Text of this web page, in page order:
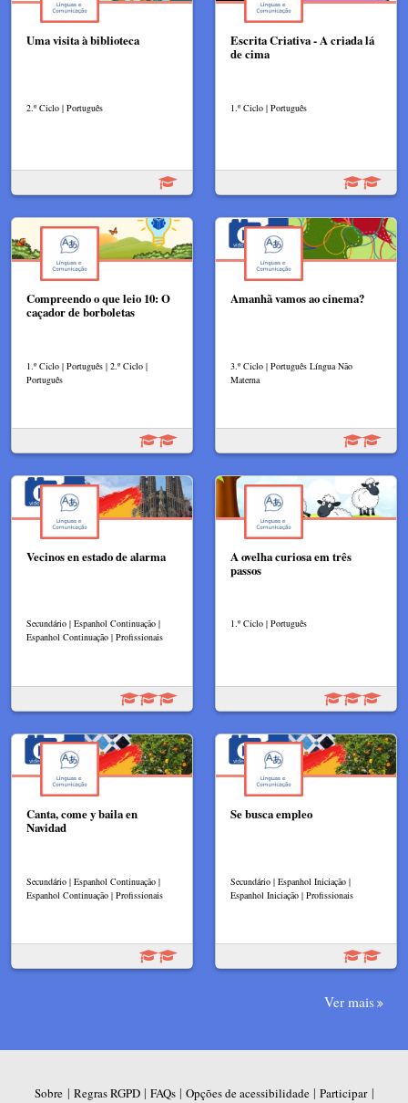
Uma visita à biblioteca
2.º Ciclo | Português
Escrita Criativa - A criada lá
de cima
1.º Ciclo | Português
Compreendo o que leio 10: O
caçador de borboletas
1.º Ciclo | Português | 2.º Ciclo |
Português
Amanhã vamos ao cinema?
3.º Ciclo | Português Língua Não
Materna
Vecinos en estado de alarma
Secundário | Espanhol Continuação |
Espanhol Continuação | Profissionais
A ovelha curiosa em três
passos
1.º Ciclo | Português
Canta, come y baila en
Navidad
Secundário | Espanhol Continuação |
Espanhol Continuação | Profissionais
Se busca empleo
Secundário | Espanhol Iniciação |
Espanhol Iniciação | Profissionais
Ver mais
Sobre | Regras RGPD| FAQs| Opções de acessibilidade| Participar|